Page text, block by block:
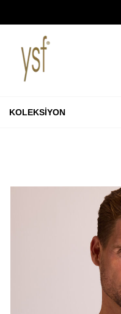
KOLEKSİYON